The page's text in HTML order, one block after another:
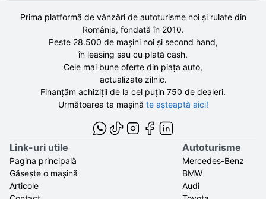
Prima platformă de vânzări de autoturisme noi și rulate din
România, fondată în 2010.
Peste 28.500 demașini noi și second hand,
în leasing sau cu plată cash.
Cele mai bune oferte din piața auto,
actualizate zilnic.
Finanțăm achiziții de la cel puțin 750 de dealeri.
Următoarea ta mașină te așteaptă aici!
Link-uri utile
Pagina principală
Găsește o mașină
Articole
Autoturisme
Mercedes-Benz
BMW
Audi